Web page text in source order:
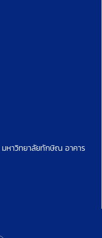
มหาวิทยาลัยทักษิณ อาคาร